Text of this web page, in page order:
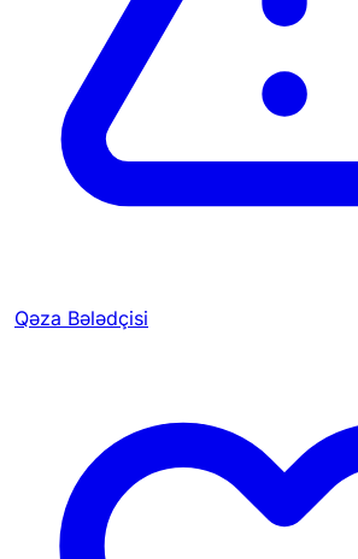
Qəza Bələdçisi